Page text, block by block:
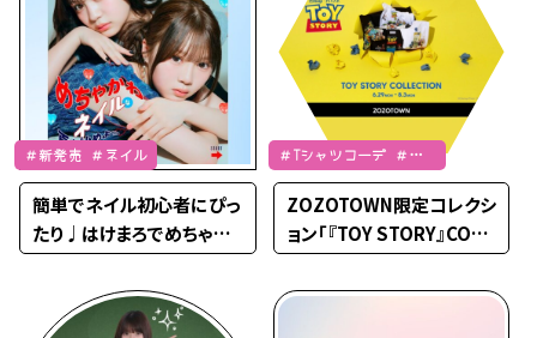
＃新発売 ＃ネイル
簡単でネイル初心者にぴっ
たり♩はけまろでめちゃか
わネイルな夏を始めよう♡
＃Tシャツコーデ ＃夏
コーデ
ZOZOTOWN限定コレクシ
ョン「『TOY STORY』COLL
ECTION」販売中★☆★